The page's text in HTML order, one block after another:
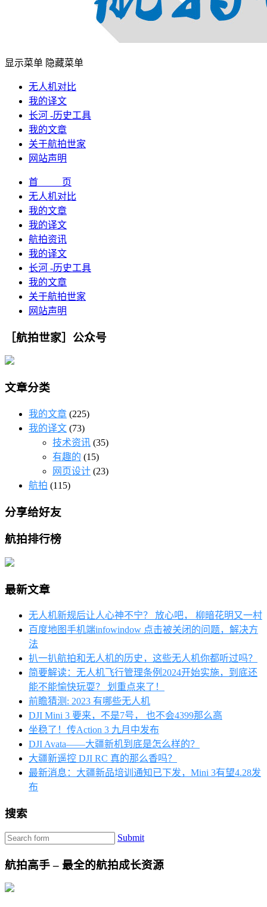
显示菜单 隐藏菜单
无人机对比
我的译文
长河 -历史工具
我的文章
关于航拍世家
网站声明
首 页
无人机对比
我的文章
我的译文
航拍资讯
我的译文
长河 -历史工具
我的文章
关于航拍世家
网站声明
［航拍世家］公众号
文章分类
我的文章 (225)
我的译文 (73)
技术资讯 (35)
有趣的 (15)
网页设计 (23)
航拍 (115)
分享给好友
航拍排行榜
最新文章
无人机新规后让人心神不宁？ 放心吧， 柳暗花明又一村
百度地图手机端infowindow 点击被关闭的问题，解决方
法
扒一扒航拍和无人机的历史，这些无人机你都听过吗？
简要解读：无人机飞行管理条例2024开始实施，到底还
能不能愉快玩耍？ 划重点来了！
前瞻猜测: 2023 有哪些无人机
DJI Mini 3 要来，不是7号， 也不会4399那么高
坐稳了！传Action 3 九月中发布
DJI Avata——大疆新机到底是怎么样的？
大疆新遥控 DJI RC 真的那么香吗？
最新消息：大疆新品培训通知已下发，Mini 3有望4.28发
布
搜索
Submit
航拍高手 – 最全的航拍成长资源